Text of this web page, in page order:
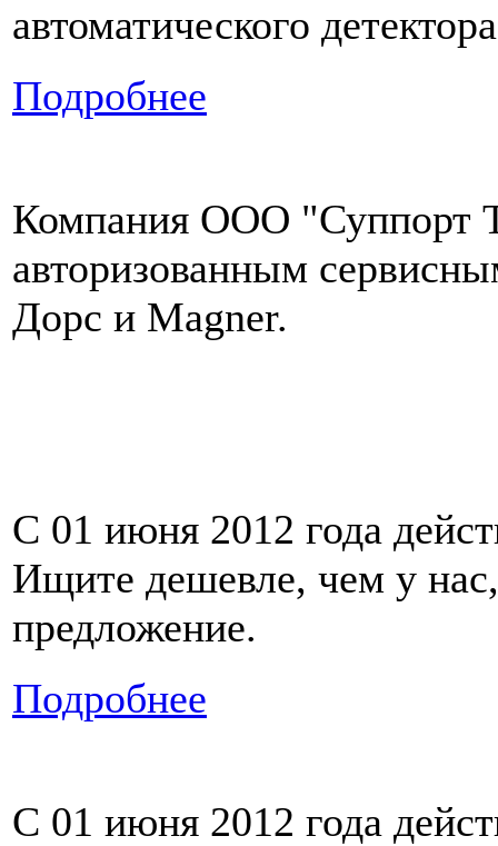
автоматического
Подробнее
Компания ООО "Суппорт
авторизованным
Дорс и Magner.
С 01 июня 2012 года
Ищите дешевле, чем у
предложение.
Подробнее
С 01 июня 2012 года